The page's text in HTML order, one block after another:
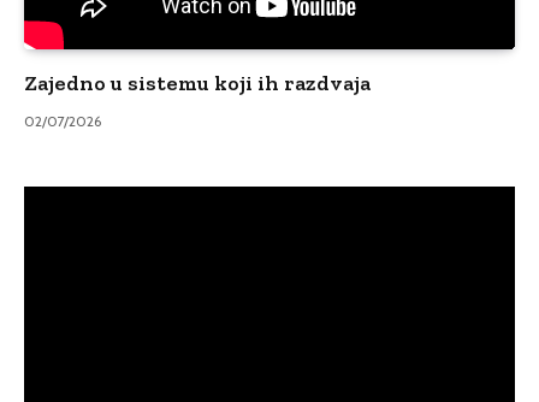
Zajedno u sistemu koji ih razdvaja
02/07/2026